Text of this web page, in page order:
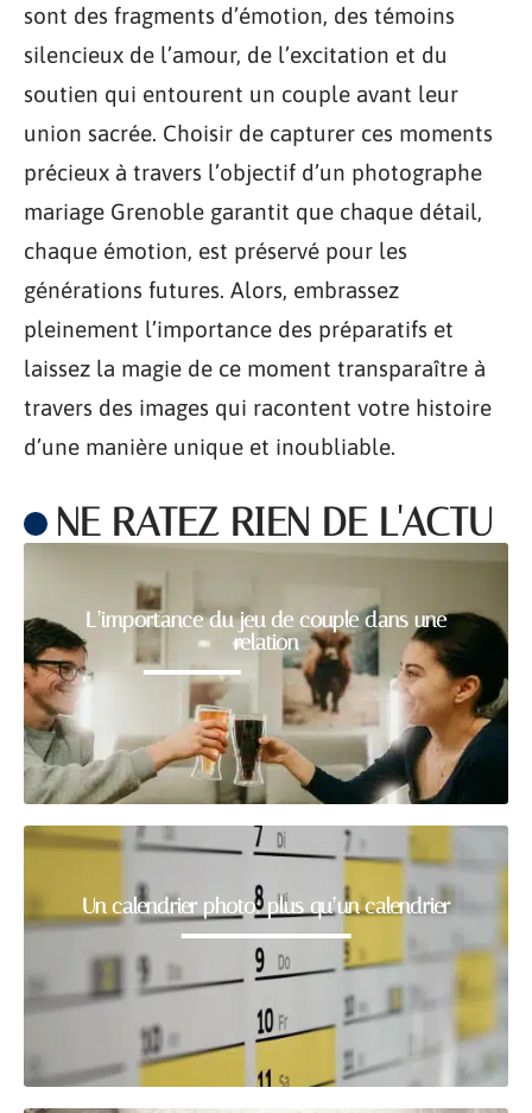
sont des fragments d’émotion, des témoins
silencieux de l’amour, de l’excitation et du
soutien qui entourent un couple avant leur
union sacrée. Choisir de capturer ces moments
précieux à travers l’objectif d’un photographe
mariage Grenoble garantit que chaque détail,
chaque émotion, est préservé pour les
générations futures. Alors, embrassez
pleinement l’importance des préparatifs et
laissez la magie de ce moment transparaître à
travers des images qui racontent votre histoire
d’une manière unique et inoubliable.
NE RATEZ RIEN DE L'ACTU
L’importance du jeu de couple dans une
relation
Un calendrier photo: plus qu’un calendrier